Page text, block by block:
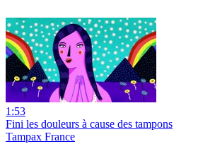
1:53
Fini les douleurs à cause des tampons
Tampax France